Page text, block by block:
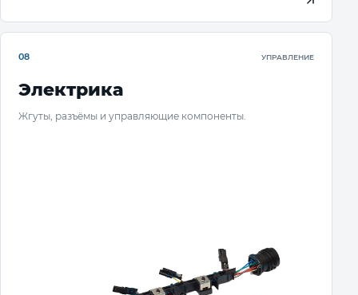
08 УПРАВЛЕНИЕ
Электрика
Жгуты, разъёмы и управляющие компоненты.